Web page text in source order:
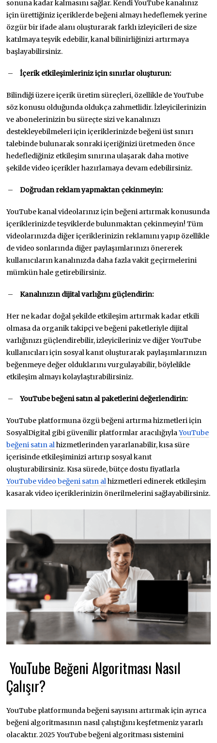
sonuna kadar kalmasını sağlar. Kendi YouTube kanalınız
için ürettiğiniz içeriklerde beğeni almayı hedeflemek yerine
özgür bir ifade alanı oluşturarak farklı izleyicileri de size
katılmaya teşvik edebilir, kanal bilinirliğinizi artırmaya
başlayabilirsiniz.
– İçerik etkileşimleriniz için sınırlar oluşturun:
Bilindiği üzere içerik üretim süreçleri, özellikle de YouTube
söz konusu olduğunda oldukça zahmetlidir. İzleyicilerinizin
ve abonelerinizin bu süreçte sizi ve kanalınızı
destekleyebilmeleri için içeriklerinizde beğeni üst sınırı
talebinde bulunarak sonraki içeriğinizi üretmeden önce
hedeflediğiniz etkileşim sınırına ulaşarak daha motive
şekilde video içerikler hazırlamaya devam edebilirsiniz.
– Doğrudan reklam yapmaktan çekinmeyin:
YouTube kanal videolarınız için beğeni artırmak konusunda
içeriklerinizde teşviklerde bulunmaktan çekinmeyin! Tüm
videolarınızda diğer içeriklerinizin reklamını yapıp özellikle
de video sonlarında diğer paylaşımlarınızı önererek
kullanıcıların kanalınızda daha fazla vakit geçirmelerini
mümkün hale getirebilirsiniz.
– Kanalınızın dijital varlığını güçlendirin:
Her ne kadar doğal şekilde etkileşim artırmak kadar etkili
olmasa da organik takipçi ve beğeni paketleriyle dijital
varlığınızı güçlendirebilir, izleyicileriniz ve diğer YouTube
kullanıcıları için sosyal kanıt oluşturarak paylaşımlarınızın
beğenmeye değer olduklarını vurgulayabilir, böylelikle
etkileşim almayı kolaylaştırabilirsiniz.
– YouTube beğeni satın al paketlerini değerlendirin:
YouTube platformuna özgü beğeni artırma hizmetleri için
SosyalDigital gibi güvenilir platformlar aracılığıylaYouTube
beğeni satın alhizmetlerinden yararlanabilir, kısa süre
içerisinde etkileşiminizi artırıp sosyal kanıt
oluşturabilirsiniz. Kısa sürede, bütçe dostu fiyatlarla
YouTube video beğeni satın alhizmetleri edinerek etkileşim
kasarak video içeriklerinizin önerilmelerini sağlayabilirsiniz.
YouTube Beğeni Algoritması Nasıl
Çalışır?
YouTube platformunda beğeni sayısını artırmak için ayrıca
beğeni algoritmasının nasıl çalıştığını keşfetmeniz yararlı
olacaktır. 2025 YouTube beğeni algoritması sistemini